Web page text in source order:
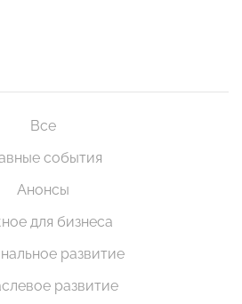
Все
события
Анонсы
для бизнеса
развитие
развитие